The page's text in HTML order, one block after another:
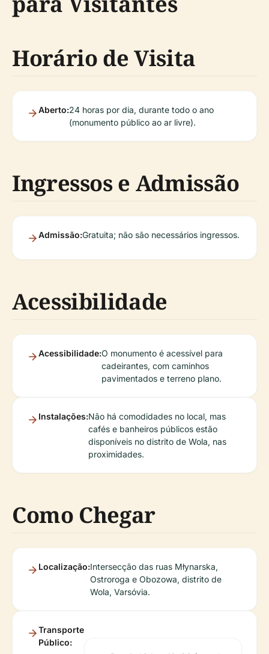
Horário de Visita
Aberto:24 horas por dia, durante todo o ano
(monumento público ao ar livre).
Ingressos e Admissão
Admissão:Gratuita; não são necessários ingressos.
Acessibilidade
Acessibilidade:O monumento é acessível para
cadeirantes, com caminhos
pavimentados e terreno plano.
Instalações:Não há comodidades no local, mas
cafés e banheiros públicos estão
disponíveis no distrito de Wola, nas
proximidades.
Como Chegar
Localização:Intersecção das ruas Młynarska,
Ostroroga e Obozowa, distrito de
Wola, Varsóvia.
Transporte
Público: